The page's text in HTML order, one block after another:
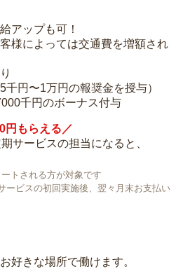
アップも可！
様によっては交通費を増額され
千円〜1万円の報奨金を授与）
千円のボーナス付与
円もらえる／
サービスの担当になると、
トされる方が対象です
ービスの初回実施後、翌々月末お支払い
好きな場所で働けます。